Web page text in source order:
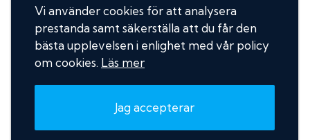
Vi använder cookies för att analysera
prestanda samt säkerställa att du får den
bästa upplevelsen i enlighet med vår policy
om cookies. Läs mer
Jag accepterar